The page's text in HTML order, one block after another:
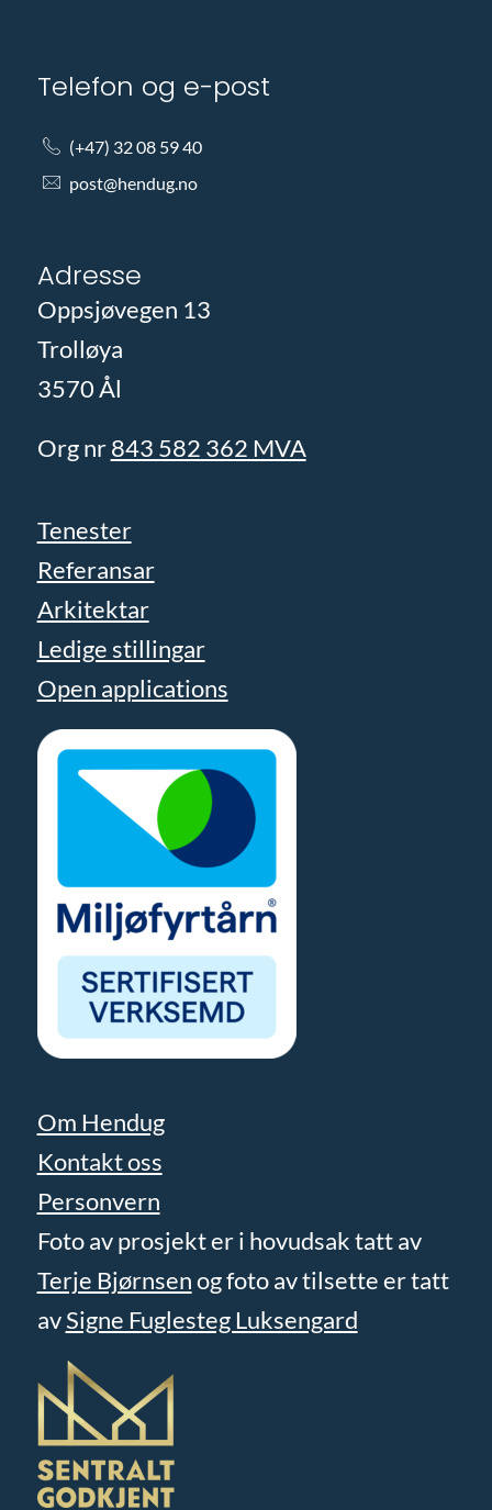
Telefon og e-post
(+47) 32 08 59 40
post@hendug.no
Adresse
Oppsjøvegen 13
Trolløya
3570 Ål
Org nr843 582 362 MVA
Tenester
Referansar
Arkitektar
Ledige stillingar
Open applications
Om Hendug
Kontakt oss
Personvern
Foto av prosjekt er i hovudsak tatt av
Terje Bjørnsenog foto av tilsette er tatt
avSigne Fuglesteg Luksengard